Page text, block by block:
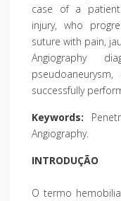
case of a
injury, who
suture with pain,
Angiography
successfully
Keywords:
Angiography.
INTRODUÇÃO
O termo